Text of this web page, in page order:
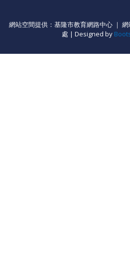
網站空間提供：基隆市教育網路中心 ｜
處 | Designed by